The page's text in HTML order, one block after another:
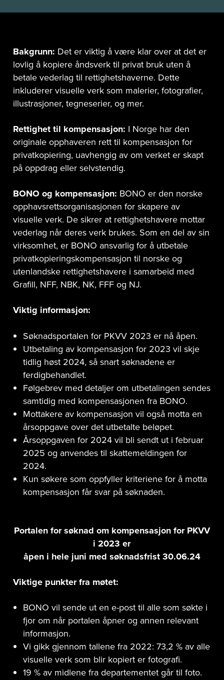
Bakgrunn: Det er viktig å være klar over at det er
lovlig å kopiere åndsverk til privat bruk uten å
betale vederlag til rettighetshaverne. Dette
inkluderer visuelle verk som malerier, fotografier,
illustrasjoner, tegneserier, og mer.
Rettighet til kompensasjon: I Norge har den
originale opphaveren rett til kompensasjon for
privatkopiering, uavhengig av om verket er skapt
på oppdrag eller selvstendig.
BONO og kompensasjon: BONO er den norske
opphavsrettsorganisasjonen for skapere av
visuelle verk. De sikrer at rettighetshavere mottar
vederlag når deres verk brukes. Som en del av sin
virksomhet, er BONO ansvarlig for å utbetale
privatkopieringskompensasjon til norske og
utenlandske rettighetshavere i samarbeid med
Grafill, NFF, NBK, NK, FFF og NJ.
Viktig informasjon:
Søknadsportalen for PKVV 2023 er nå åpen.
Utbetaling av kompensasjon for 2023 vil skje
tidlig høst 2024, så snart søknadene er
ferdigbehandlet.
Følgebrev med detaljer om utbetalingen sendes
samtidig med kompensasjonen fra BONO.
Mottakere av kompensasjon vil også motta en
årsoppgave over det utbetalte beløpet.
Årsoppgaven for 2024 vil bli sendt ut i februar
2025 og anvendes til skattemeldingen for
2024.
Kun søkere som oppfyller kriteriene for å motta
kompensasjon får svar på søknaden.
Portalen for søknad om kompensasjon for PKVV
i 2023 er
åpen i hele juni med søknadsfrist 30.06.24
Viktige punkter fra møtet:
BONO vil sende ut en e-post til alle som søkte i
fjor om når portalen åpner og annen relevant
informasjon.
Vi gikk gjennom tallene fra 2022: 73,2 % av alle
visuelle verk som blir kopiert er fotografi.
19 % av midlene fra departementet går til foto.